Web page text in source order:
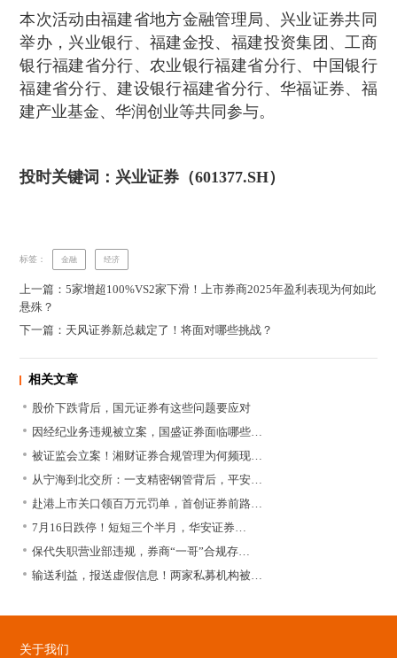
本次活动由福建省地方金融管理局、兴业证券共同
举办，兴业银行、福建金投、福建投资集团、工商
银行福建省分行、农业银行福建省分行、中国银行
福建省分行、建设银行福建省分行、华福证券、福
建产业基金、华润创业等共同参与。
投时关键词：兴业证券（601377.SH）
标签： 金融 经济
上一篇：5家增超100%VS2家下滑！上市券商2025年盈利表现为何如此
悬殊？
下一篇：天风证券新总裁定了！将面对哪些挑战？
相关文章
股价下跌背后，国元证券有这些问题要应对
因经纪业务违规被立案，国盛证券面临哪些…
被证监会立案！湘财证券合规管理为何频现…
从宁海到北交所：一支精密钢管背后，平安…
赴港上市关口领百万元罚单，首创证券前路…
7月16日跌停！短短三个半月，华安证券…
保代失职营业部违规，券商“一哥”合规存…
输送利益，报送虚假信息！两家私募机构被…
关于我们